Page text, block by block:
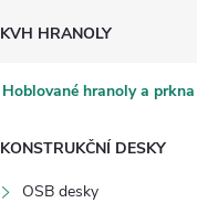
KVH HRANOLY
Hoblované hranoly a prkna
KONSTRUKČNÍ DESKY
OSB desky